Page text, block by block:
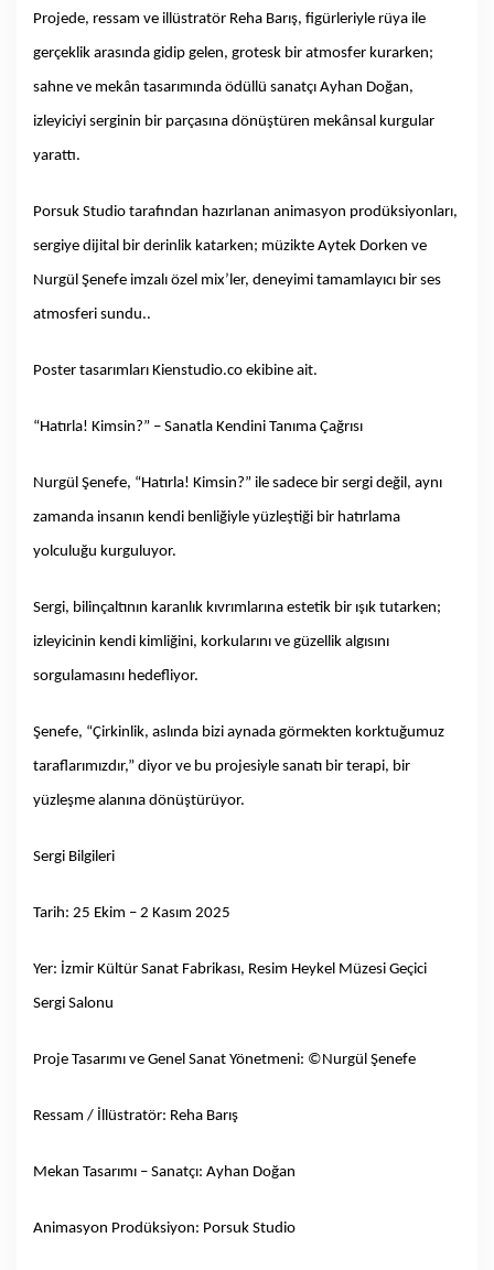
Projede, ressam ve illüstratör Reha Barış, figürleriyle rüya ile
gerçeklik arasında gidip gelen, grotesk bir atmosfer kurarken;
sahne ve mekân tasarımında ödüllü sanatçı Ayhan Doğan,
izleyiciyi serginin bir parçasına dönüştüren mekânsal kurgular
yarattı.
Porsuk Studio tarafından hazırlanan animasyon prodüksiyonları,
sergiye dijital bir derinlik katarken; müzikte Aytek Dorken ve
Nurgül Şenefe imzalı özel mix’ler, deneyimi tamamlayıcı bir ses
atmosferi sundu..
Poster tasarımları Kienstudio.co ekibine ait.
“Hatırla! Kimsin?” – Sanatla Kendini Tanıma Çağrısı
Nurgül Şenefe, “Hatırla! Kimsin?” ile sadece bir sergi değil, aynı
zamanda insanın kendi benliğiyle yüzleştiği bir hatırlama
yolculuğu kurguluyor.
Sergi, bilinçaltının karanlık kıvrımlarına estetik bir ışık tutarken;
izleyicinin kendi kimliğini, korkularını ve güzellik algısını
sorgulamasını hedefliyor.
Şenefe, “Çirkinlik, aslında bizi aynada görmekten korktuğumuz
taraflarımızdır,” diyor ve bu projesiyle sanatı bir terapi, bir
yüzleşme alanına dönüştürüyor.
Sergi Bilgileri
Tarih: 25 Ekim – 2 Kasım 2025
Yer: İzmir Kültür Sanat Fabrikası, Resim Heykel Müzesi Geçici
Sergi Salonu
Proje Tasarımı ve Genel Sanat Yönetmeni: ©Nurgül Şenefe
Ressam / İllüstratör: Reha Barış
Mekan Tasarımı – Sanatçı: Ayhan Doğan
Animasyon Prodüksiyon: Porsuk Studio